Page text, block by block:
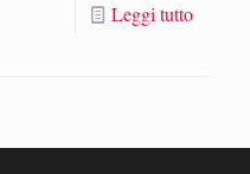
Leggi tutto